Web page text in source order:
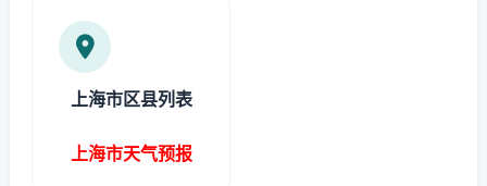
上海市区县列表
上海市天气预报